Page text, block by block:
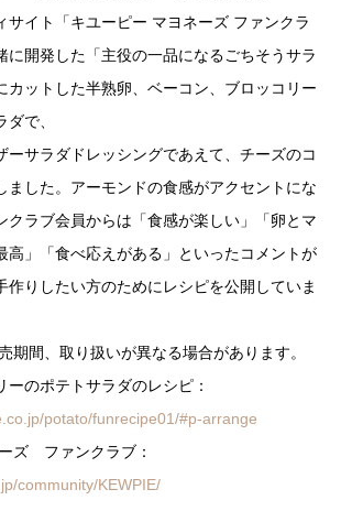
サイト「キユーピー マヨネーズ ファンクラ
に開発した「主役の一品になるごちそうサラ
カットした半熟卵、ベーコン、ブロッコリー
で、
ーサラダドレッシングであえて、チーズのコ
ました。アーモンドの食感がアクセントにな
クラブ会員からは「食感が楽しい」「卵とマ
高」「食べ応えがある」といったコメントが
作りしたい方のためにレシピを公開していま
期間、取り扱いが異なる場合があります。
ーのポテトサラダのレシピ：
potato/funrecipe01/#p-arrange
ズ ファンクラブ：
community/KEWPIE/